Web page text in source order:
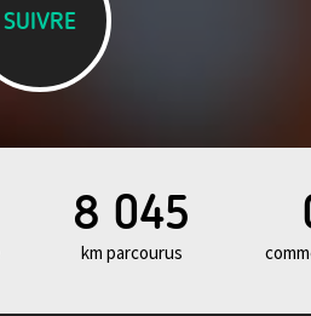
SUIVRE
8 045
km parcourus